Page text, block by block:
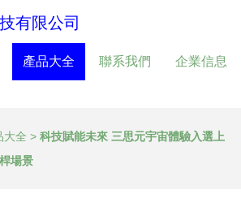
有限公司
產品大全 聯系我們 企業信息
大全 > 科技賦能未來 三思元宇宙體驗入選上
場景